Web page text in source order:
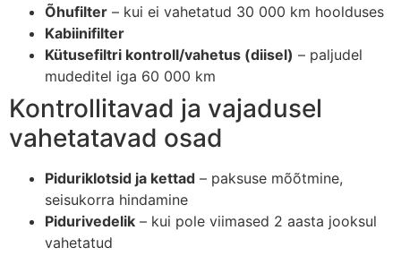
Õhufilter – kui ei vahetatud 30 000 km hoolduses
Kabiinifilter
Kütusefiltri kontroll/vahetus (diisel) – paljudel
mudeditel iga 60 000 km
Kontrollitavad ja vajadusel
vahetatavad osad
Piduriklotsid ja kettad – paksuse mõõtmine,
seisukorra hindamine
Pidurivedelik – kui pole viimased 2 aasta jooksul
vahetatud